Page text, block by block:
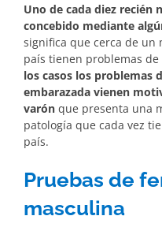
Uno de cada diez recién
concebido mediante
significa que cerca de
país tienen problemas
los casos los problemas
embarazada vienen
varón que presenta una
patología que cada vez
país.
Pruebas de
masculina